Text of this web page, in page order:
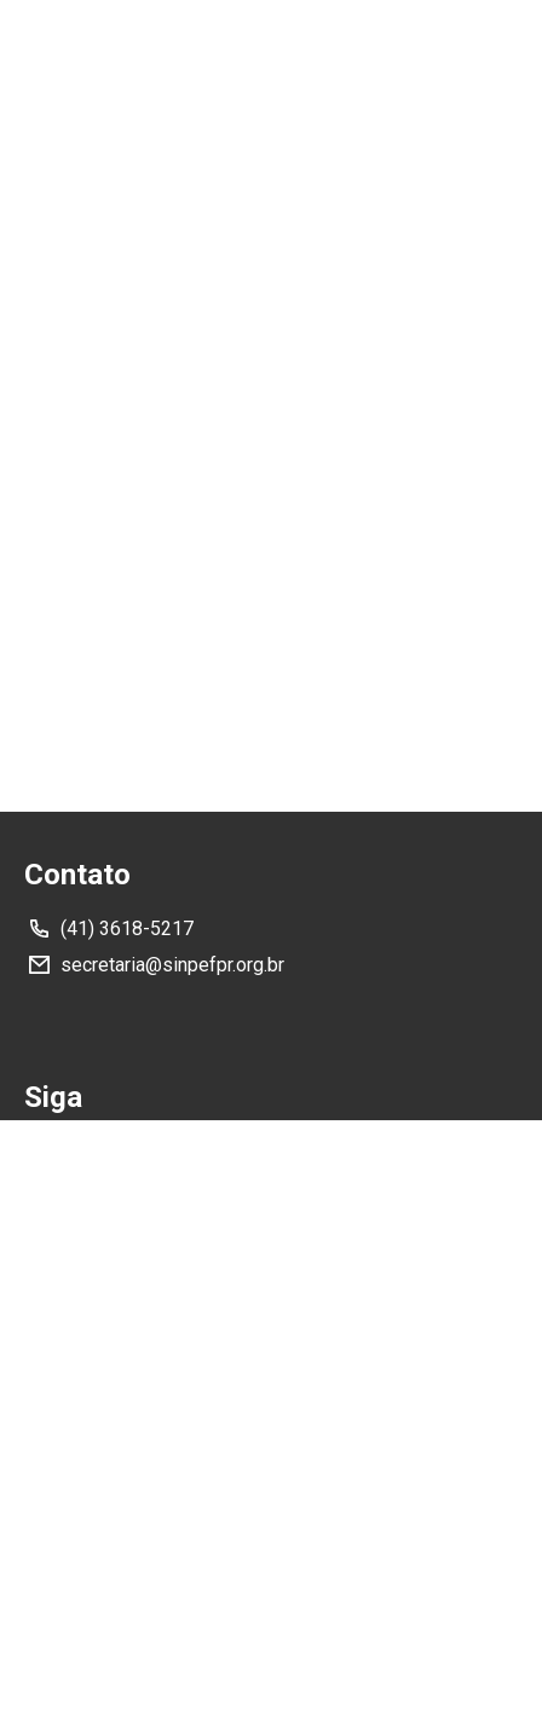
Contato
(41) 3618-5217
secretaria@sinpefpr.org.br
Siga